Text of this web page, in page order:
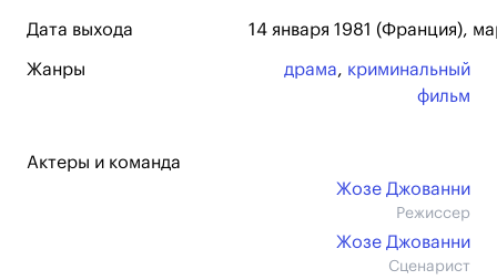
Дата выхода 14 января 1981 (Франция),
Жанры драма, криминальный
фильм
Актеры и команда
Жозе Джованни
Режиссер
Жозе Джованни
Сценарист